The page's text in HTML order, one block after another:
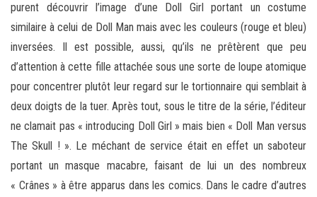
purent découvrir l’image d’une Doll Girl portant un costume
similaire à celui de Doll Man mais avec les couleurs (rouge et bleu)
inversées. Il est possible, aussi, qu’ils ne prêtèrent que peu
d’attention à cette fille attachée sous une sorte de loupe atomique
pour concentrer plutôt leur regard sur le tortionnaire qui semblait à
deux doigts de la tuer. Après tout, sous le titre de la série, l’éditeur
ne clamait pas « introducing Doll Girl » mais bien « Doll Man versus
The Skull ! ». Le méchant de service était en effet un saboteur
portant un masque macabre, faisant de lui un des nombreux
« Crânes » à être apparus dans les comics. Dans le cadre d’autres